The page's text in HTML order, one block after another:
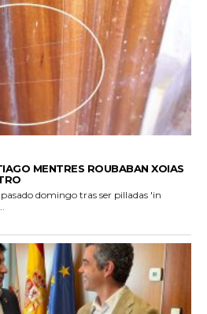
MENTRES ROUBABAN XOIAS
domingo tras ser pilladas 'in